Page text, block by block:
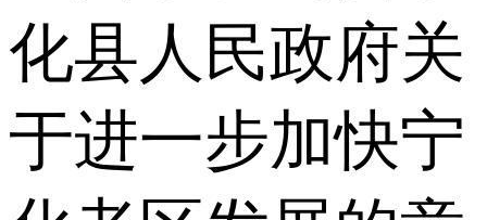
化县人民政府关
于进一步加快宁